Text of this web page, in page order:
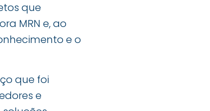
que
MRN e, ao
e o
que foi
e